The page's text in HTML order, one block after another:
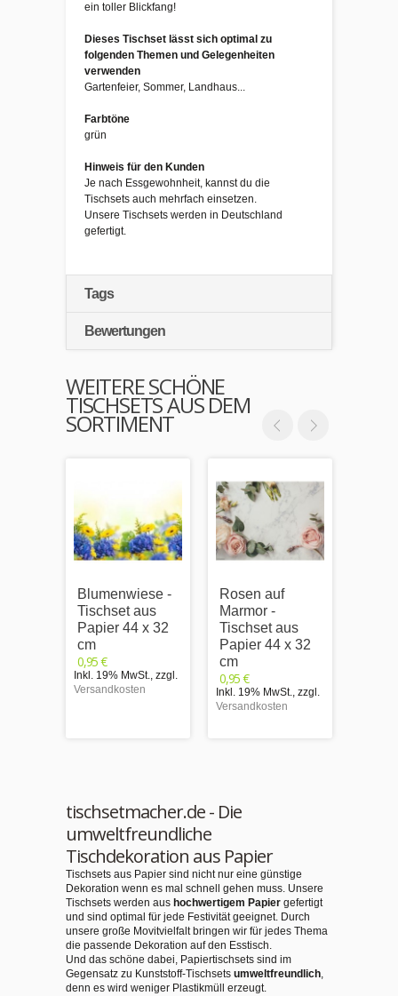
ein toller Blickfang!
Dieses Tischset lässt sich optimal zu
folgenden Themen und Gelegenheiten
verwenden
Gartenfeier, Sommer, Landhaus...
Farbtöne
grün
Hinweis für den Kunden
Je nach Essgewohnheit, kannst du die
Tischsets auch mehrfach einsetzen.
Unsere Tischsets werden in Deutschland
gefertigt.
Tags
Bewertungen
WEITERE SCHÖNE
TISCHSETS AUS DEM
SORTIMENT
Blumenwiese -
Tischset aus
Papier 44 x 32
cm
0,95 €
Inkl. 19% MwSt., zzgl.
Versandkosten
Rosen auf
Marmor -
Tischset aus
Papier 44 x 32
cm
0,95 €
Inkl. 19% MwSt., zzgl.
Versandkosten
tischsetmacher.de - Die
umweltfreundliche
Tischdekoration aus Papier
Tischsets aus Papier sind nicht nur eine günstige
Dekoration wenn es mal schnell gehen muss. Unsere
Tischsets werden aus hochwertigem Papier gefertigt
und sind optimal für jede Festivität geeignet. Durch
unsere große Movitvielfalt bringen wir für jedes Thema
die passende Dekoration auf den Esstisch.
Und das schöne dabei, Papiertischsets sind im
Gegensatz zu Kunststoff-Tischsets umweltfreundlich,
denn es wird weniger Plastikmüll erzeugt.